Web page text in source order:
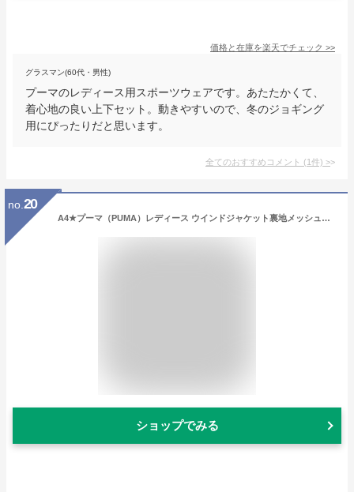
価格と在庫を楽天でチェック >>
グラスマン(60代・男性)
プーマのレディース用スポーツウェアです。あたたかくて、
着心地の良い上下セット。動きやすいので、冬のジョギング
用にぴったりだと思います。
全てのおすすめコメント (1件) >
no. 20
A4★プーマ（PUMA）レディース ウインドジャケット裏地メッシュ付き（P57086）【CIOU】【あす楽対応】【楽ギフ_包装】【スポーツ用品 ウィンドブレーカー スポーツウェア スポーツウエア ジャケット 防寒着 暖かい アウター 防寒ウエア】
ショップでみる